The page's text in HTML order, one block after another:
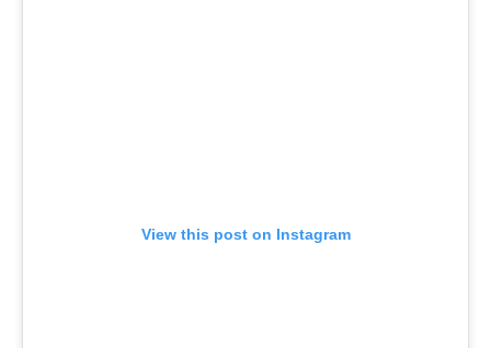
View this post on Instagram